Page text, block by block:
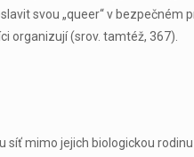
svou „queer“ v
organizují (srov. tamtéž, 367).
síť mimo jejich biologickou